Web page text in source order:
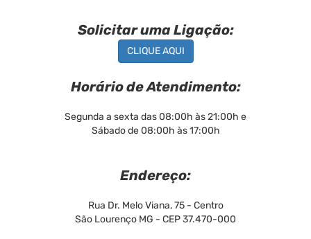
Solicitar uma Ligação:
CLIQUE AQUI
Horário de Atendimento:
Segunda a sexta das 08:00h às 21:00h e
Sábado de 08:00h às 17:00h
Endereço:
Rua Dr. Melo Viana, 75 - Centro
São Lourenço MG - CEP 37.470-000